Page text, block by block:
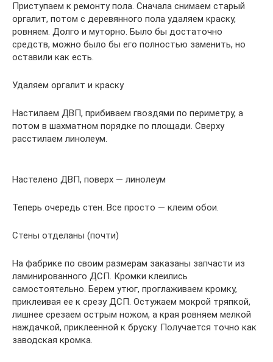
Приступаем к ремонту пола. Сначала снимаем старый
оргалит, потом с деревянного пола удаляем краску,
ровняем. Долго и муторно. Было бы достаточно
средств, можно было бы его полностью заменить, но
оставили как есть.
Удаляем оргалит и краску
Настилаем ДВП, прибиваем гвоздями по периметру, а
потом в шахматном порядке по площади. Сверху
расстилаем линолеум.
Настелено ДВП, поверх — линолеум
Теперь очередь стен. Все просто — клеим обои.
Стены отделаны (почти)
На фабрике по своим размерам заказаны запчасти из
ламинированного ДСП. Кромки клеились
самостоятельно. Берем утюг, проглаживаем кромку,
приклеивая ее к срезу ДСП. Остужаем мокрой тряпкой,
лишнее срезаем острым ножом, а края ровняем мелкой
наждачкой, приклеенной к бруску. Получается точно как
заводская кромка.